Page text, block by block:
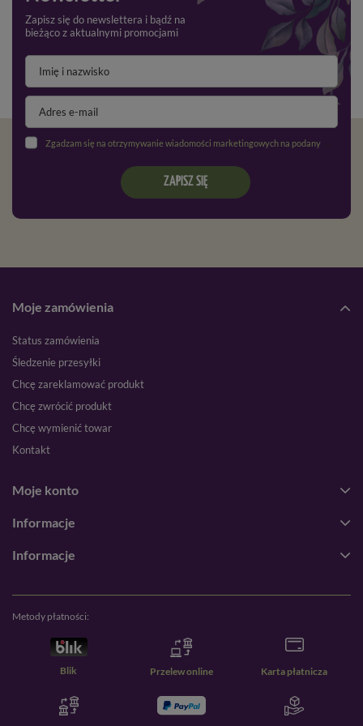
Zapisz się do newslettera i bądź na
bieżąco z aktualnymi promocjami
Zgadzam się na otrzymywanie wiadomości marketingowych na podany adres e-mail oraz przetwarzanie danych osobowych zgodnie z
ZAPISZ SIĘ
Moje zamówienia
Status zamówienia
Śledzenie przesyłki
Chcę zareklamować produkt
Chcę zwrócić produkt
Chcę wymienić towar
Kontakt
Moje konto
Informacje
Informacje
Metody płatności:
Blik Przelew online Karta płatnicza